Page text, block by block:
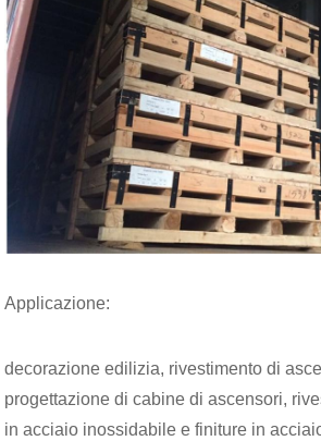
Applicazione:
decorazione edilizia, rivestimento di
progettazione di cabine di ascensori,
in acciaio inossidabile e finiture in